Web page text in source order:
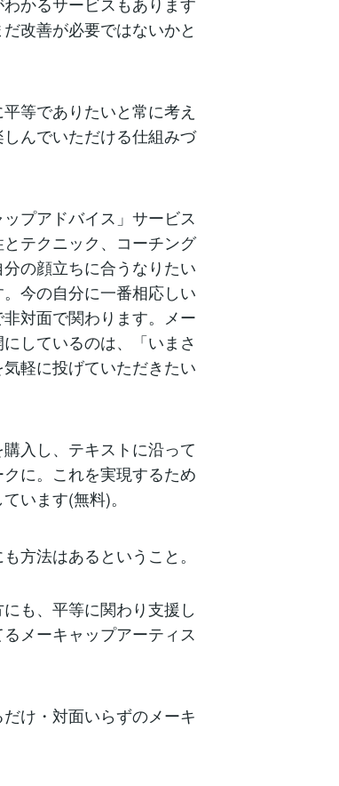
改善が必要ではないかと
等でありたいと常に考え
んでいただける仕組みづ
プアドバイス」サービス
テクニック、コーチング
の顔立ちに合うなりたい
今の自分に一番相応しい
対面で関わります。メー
しているのは、「いまさ
軽に投げていただきたい
入し、テキストに沿って
に。これを実現するため
います(無料)。
方法はあるということ。
も、平等に関わり支援し
メーキャップアーティス
け・対面いらずのメーキ